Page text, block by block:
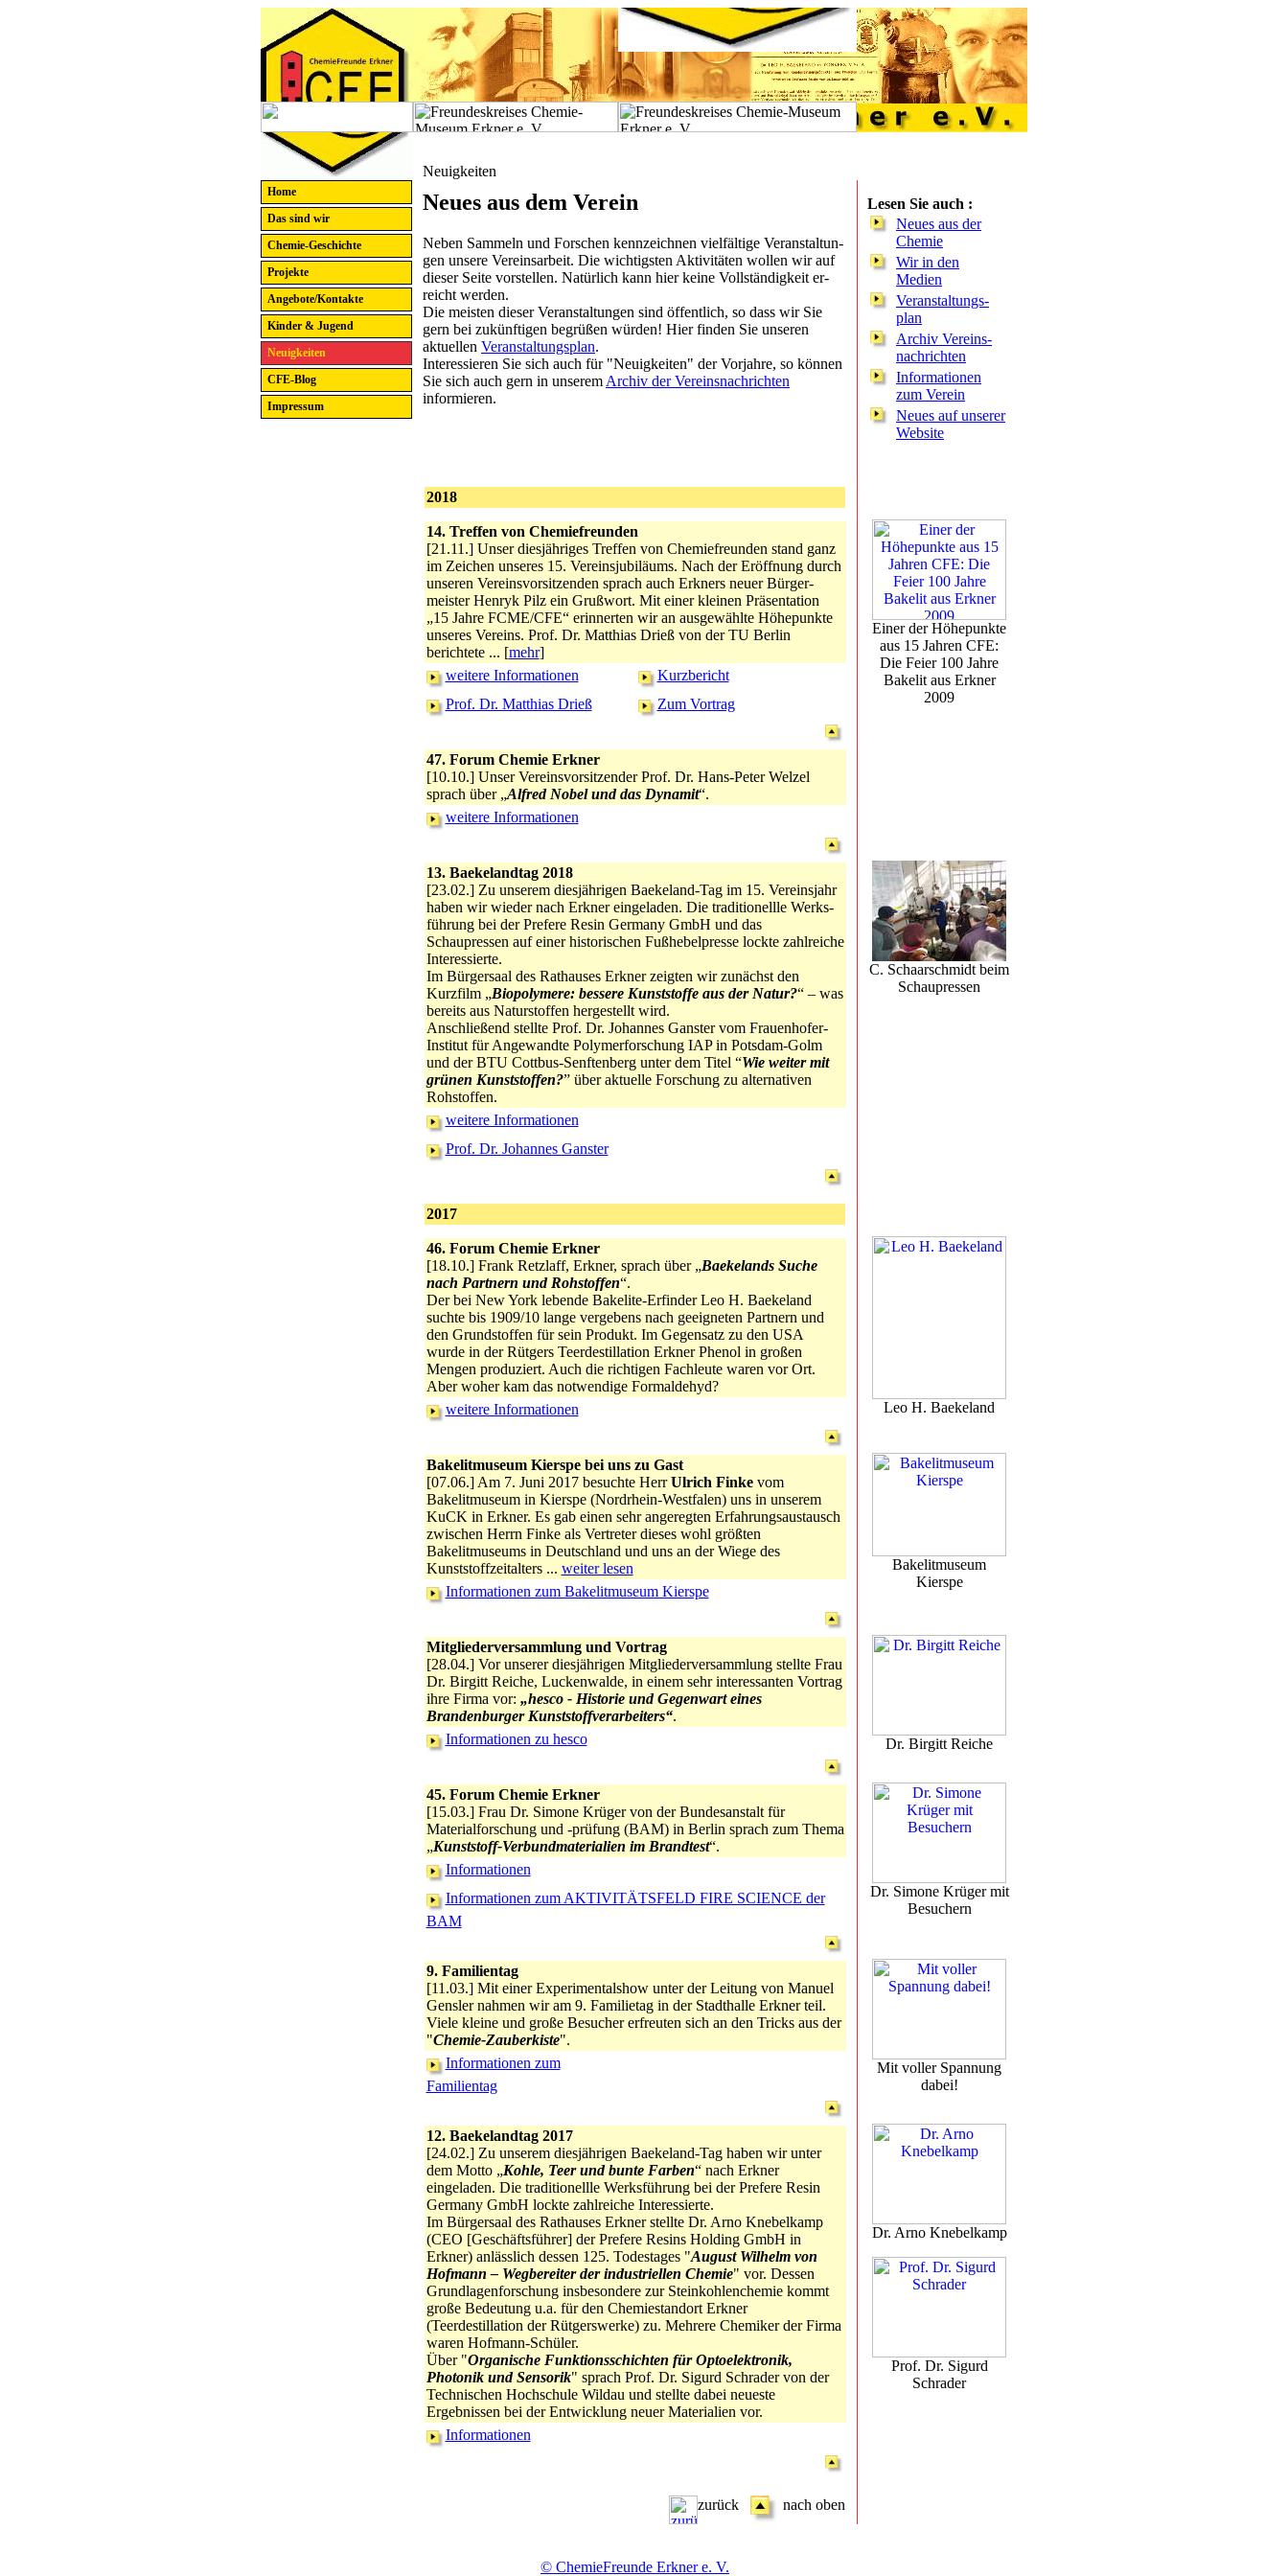
Neuigkeiten
Home
Das sind wir
Chemie-Geschichte
Projekte
Angebote/Kontakte
Kinder & Jugend
Neuigkeiten
CFE-Blog
Impressum
Neues aus dem Verein
Neben Sammeln und Forschen kennzeichnen vielfältige Veranstaltun­
gen unsere Vereinsarbeit. Die wichtigsten Aktivitäten wollen wir auf
dieser Seite vorstellen. Natürlich kann hier keine Vollständigkeit er­
reicht werden.
Die meisten dieser Veranstaltungen sind öffentlich, so dass wir Sie
gern bei zukünftigen begrüßen würden! Hier finden Sie unseren
aktuellen Veranstaltungsplan.
Interessieren Sie sich auch für "Neuigkeiten" der Vorjahre, so können
Sie sich auch gern in unserem Archiv der Vereinsnachrichten
informie­ren.
Lesen Sie auch :
Neues aus der
Chemie
Wir in den
Medien
Veranstaltungs-
plan
Archiv Vereins-
nachrichten
Informationen
zum Verein
Neues auf unserer
Website
2018
14. Treffen von Chemiefreunden
[21.11.] Unser diesjähriges Treffen von Chemiefreunden stand ganz
im Zeichen unseres 15. Vereinsjubiläums. Nach der Eröffnung durch
unseren Vereinsvorsitzenden sprach auch Erkners neuer Bürger­
meister Henryk Pilz ein Grußwort. Mit einer kleinen Präsentation
„15 Jahre FCME/CFE“ erinnerten wir an ausgewählte Höhepunkte
unseres Vereins. Prof. Dr. Matthias Drieß von der TU Berlin
berichtete ... [mehr]
weitere Informationen
Kurzbericht
Prof. Dr. Matthias Drieß
Zum Vortrag
Einer der Höhepunkte
aus 15 Jahren CFE:
Die Feier 100 Jahre
Bakelit aus Erkner
2009
47. Forum Chemie Erkner
[10.10.] Unser Vereinsvorsitzender Prof. Dr. Hans-Peter Welzel
sprach über „Alfred Nobel und das Dynamit“.
weitere Informationen
13. Baekelandtag 2018
[23.02.] Zu unserem diesjährigen Baekeland-Tag im 15. Vereinsjahr
haben wir wieder nach Erkner eingeladen. Die traditionellle Werks­
füh­rung bei der Prefere Resin Germany GmbH und das
Schaupressen auf einer historischen Fußhebelpresse lockte zahlreiche
Interessierte.
Im Bürgersaal des Rathauses Erkner zeigten wir zunächst den
Kurzfilm „Biopolymere: bessere Kunststoffe aus der Natur?“ – was
bereits aus Naturstoffen hergestellt wird.
Anschließend stellte Prof. Dr. Johannes Ganster vom Frauenhofer-
Institut für Angewandte Polymerforschung IAP in Potsdam-Golm
und der BTU Cottbus-Senftenberg unter dem Titel “Wie weiter mit
grünen Kunststoffen?” über aktuelle Forschung zu alternativen
Rohstoffen.
weitere Informationen
Prof. Dr. Johannes Ganster
C. Schaarschmidt beim
Schaupressen
2017
46. Forum Chemie Erkner
[18.10.] Frank Retzlaff, Erkner, sprach über „Baekelands Suche
nach Partnern und Rohstoffen“.
Der bei New York lebende Bakelite-Erfinder Leo H. Baekeland
suchte bis 1909/10 lange vergebens nach geeigneten Partnern und
den Grundstoffen für sein Produkt. Im Gegensatz zu den USA
wurde in der Rütgers Teerdestillation Erkner Phenol in großen
Mengen produ­ziert. Auch die richtigen Fachleute waren vor Ort.
Aber woher kam das notwendige Formaldehyd?
weitere Informationen
Leo H. Baekeland
Bakelitmuseum Kierspe bei uns zu Gast
[07.06.] Am 7. Juni 2017 besuchte HerrUlrich Finkevom
Bakelitmuseum in Kierspe (Nordrhein-Westfalen) uns in unserem
KuCK in Erkner. Es gab einen sehr angeregten Erfahrungsaustausch
zwischen Herrn Finke als Vertreter dieses wohl größten
Bakelitmuseums in Deutschland und uns an der Wiege des
Kunststoffzeitalters ... weiter lesen
Informationen zum Bakelitmuseum Kierspe
Bakelitmuseum
Kierspe
Mitgliederversammlung und Vortrag
[28.04.] Vor unserer diesjährigen Mitgliederversammlung stellte Frau
Dr. Birgitt Reiche, Luckenwalde, in einem sehr interessanten Vortrag
ihre Firma vor: „hesco - Historie und Gegenwart eines
Brandenburger Kunststoffverarbeiters“.
Informationen zu hesco
Dr. Birgitt Reiche
45. Forum Chemie Erkner
[15.03.] Frau Dr. Simone Krüger von der Bundesanstalt für
Materialforschung und -prüfung (BAM) in Berlin sprach zum Thema
„Kunststoff-Verbundmaterialien im Brandtest“.
Informationen
Informationen zum AKTIVITÄTSFELD FIRE SCIENCE der
BAM
Dr. Simone Krüger mit
Besuchern
9. Familientag
[11.03.] Mit einer Experimentalshow unter der Leitung von Manuel
Gensler nahmen wir am 9. Familietag in der Stadthalle Erkner teil.
Viele kleine und große Besucher erfreuten sich an den Tricks aus der
"Chemie-Zauberkiste".
Informationen zum
Familientag
Mit voller Spannung
dabei!
12. Baekelandtag 2017
[24.02.] Zu unserem diesjährigen Baekeland-Tag haben wir unter
dem Motto „Kohle, Teer und bunte Farben“ nach Erkner
eingeladen. Die traditionellle Werksführung bei der Prefere Resin
Germany GmbH lockte zahlreiche Interessierte.
Im Bürgersaal des Rathauses Erkner stellte Dr. Arno Knebelkamp
(CEO [Geschäftsführer] der Prefere Resins Holding GmbH in
Erkner) anlässlich dessen 125. Todestages "August Wilhelm von
Hofmann – Wegbereiter der industriellen Chemie" vor. Dessen
Grundlagenforschung insbeson­dere zur Steinkohlenchemie kommt
große Bedeutung u.a. für den Chemie­standort Erkner
(Teerdestillation der Rütgerswerke) zu. Mehrere Chemiker der Firma
waren Hofmann-Schüler.
Über "Organische Funktionsschichten für Optoelektronik,
Photonik und Sensorik" sprach Prof. Dr. Sigurd Schrader von der
Technischen Hochschule Wildau und stellte dabei neueste
Ergebnissen bei der Entwicklung neuer Materialien vor.
Informationen
Dr. Arno Knebelkamp
Prof. Dr. Sigurd
Schrader
zurück nach oben
© ChemieFreunde Erkner e. V.